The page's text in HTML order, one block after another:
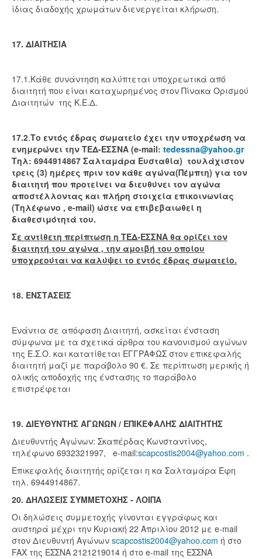
ίδιας διαδοχής χρωμάτων διενεργείται κλήρωση.
17. ΔΙΑΙΤΗΣΙΑ
17.1.Κάθε συνάντηση καλύπτεται υποχρεωτικά από
διαιτητή που είναι καταχωρημένος στον Πίνακα Ορισμού
Διαιτητών της Κ.Ε.Δ.
17.2.Το εντός έδρας σωματείο έχει την υποχρέωση να
ενημερώνει την ΤΕΔ-ΕΣΣΝΑ (e-mail: tedessna@yahoo.gr
Τηλ: 6944914867 Σαλταμάρα Ευσταθία) τουλάχιστον
τρεις (3) ημέρες πριν τον κάθε αγώνα(Πέμπτη) για τον
διαιτητή που προτείνει να διευθύνει τον αγώνα
αποστέλλοντας και πλήρη στοιχεία επικοινωνίας
(Τηλέφωνο , e-mail) ώστε να επιβεβαιωθεί η
διαθεσιμότητά του.
Σε αντίθετη περίπτωση η ΤΕΔ-ΕΣΣΝΑ θα ορίζει τον
διαιτητή του αγώνα , την αμοιβή του οποίου
υποχρεούται να καλύψει το εντός έδρας σωματείο.
18. ΕΝΣΤΑΣΕΙΣ
Ενάντια σε απόφαση Διαιτητή, ασκείται ένσταση
σύμφωνα με τα σχετικά άρθρα του κανονισμού αγώνων
της Ε.Σ.Ο. και κατατίθεται ΕΓΓΡΑΦΩΣ στον επικεφαλής
διαιτητή μαζί με παράβολο 90 €. Σε περίπτωση μερικής ή
ολικής αποδοχής της ένστασης το παράβολο
επιστρέφεται
19. ΔΙΕΥΘΥΝΤΗΣ ΑΓΩΝΩΝ / ΕΠΙΚΕΦΑΛΗΣ ΔΙΑΙΤΗΤΗΣ
Διευθυντής Αγώνων: Σκαπέρδας Κωνσταντίνος,
τηλέφωνο 6932321997, e-mail:scapcostis2004@yahoo.com .
Επικεφαλής διαιτητής ορίζεται η κα Σαλταμάρα Έφη
τηλ. 6944914867.
20. ΔΗΛΩΣΕΙΣ ΣΥΜΜΕΤΟΧΗΣ - ΛΟΙΠΑ
Οι δηλώσεις συμμετοχής γίνονται εγγράφως και
αυστηρά μέχρι την Κυριακή 22 Απριλίου 2012 με e-mail
στον Διευθυντή Αγώνων scapcostis2004@yahoo.com ή στο
FAX της ΕΣΣΝΑ 2121219014 ή στο e-mail της ΕΣΣΝΑ